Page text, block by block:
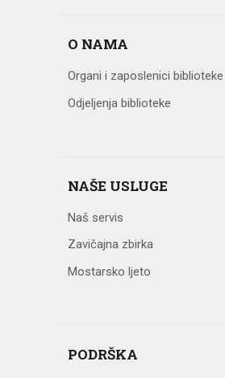
O NAMA
Organi i zaposlenici biblioteke
Odjeljenja biblioteke
NAŠE USLUGE
Naš servis
Zavičajna zbirka
Mostarsko ljeto
PODRŠKA